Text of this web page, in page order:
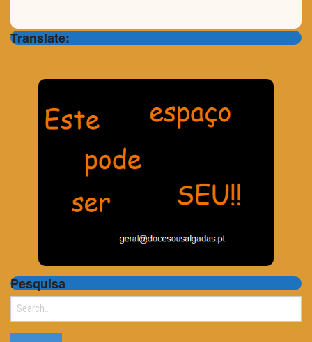
Translate:
Pesquisa
Search